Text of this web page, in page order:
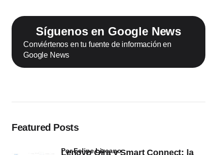
Síguenos en Google News
Conviértenos en tu fuente de información en
Google News
Featured Posts
Lenovo Qira y Smart Connect: la
por Felipe Lizcano